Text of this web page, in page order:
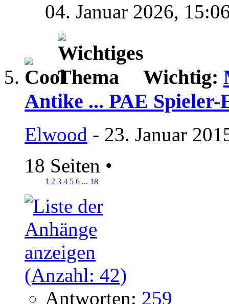
04. Januar 2026,
Wichtig:
Antike ... PAE Spieler-
Elwood - 23. Januar
18 Seiten •
1 2 3 4 5 6 ... 18
Antworten: 259